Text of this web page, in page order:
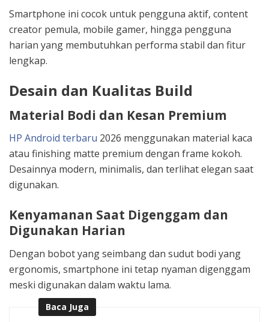
Smartphone ini cocok untuk pengguna aktif, content
creator pemula, mobile gamer, hingga pengguna
harian yang membutuhkan performa stabil dan fitur
lengkap.
Desain dan Kualitas Build
Material Bodi dan Kesan Premium
HP Android terbaru 2026 menggunakan material kaca
atau finishing matte premium dengan frame kokoh.
Desainnya modern, minimalis, dan terlihat elegan saat
digunakan.
Kenyamanan Saat Digenggam dan
Digunakan Harian
Dengan bobot yang seimbang dan sudut bodi yang
ergonomis, smartphone ini tetap nyaman digenggam
meski digunakan dalam waktu lama.
Baca Juga